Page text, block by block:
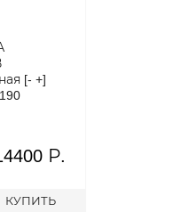
[- +]
Р.
КУПИТЬ